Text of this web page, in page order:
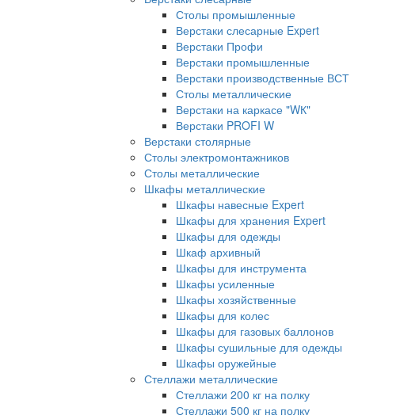
Столы промышленные
Верстаки слесарные Expert
Верстаки Профи
Верстаки промышленные
Верстаки производственные ВСТ
Столы металлические
Верстаки на каркасе "WК"
Верстаки PROFI W
Верстаки столярные
Столы электромонтажников
Столы металлические
Шкафы металлические
Шкафы навесные Expert
Шкафы для хранения Expert
Шкафы для одежды
Шкаф архивный
Шкафы для инструмента
Шкафы усиленные
Шкафы хозяйственные
Шкафы для колес
Шкафы для газовых баллонов
Шкафы сушильные для одежды
Шкафы оружейные
Стеллажи металлические
Стеллажи 200 кг на полку
Стеллажи 500 кг на полку